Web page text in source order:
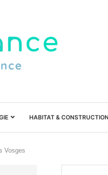
HABITAT & CONSTRUCTION
Vosges